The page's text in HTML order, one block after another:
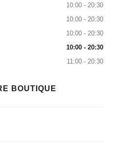
10:00 - 20:30
10:00 - 20:30
10:00 - 20:30
10:00 - 20:30
11:00 - 20:30
BOUTIQUE